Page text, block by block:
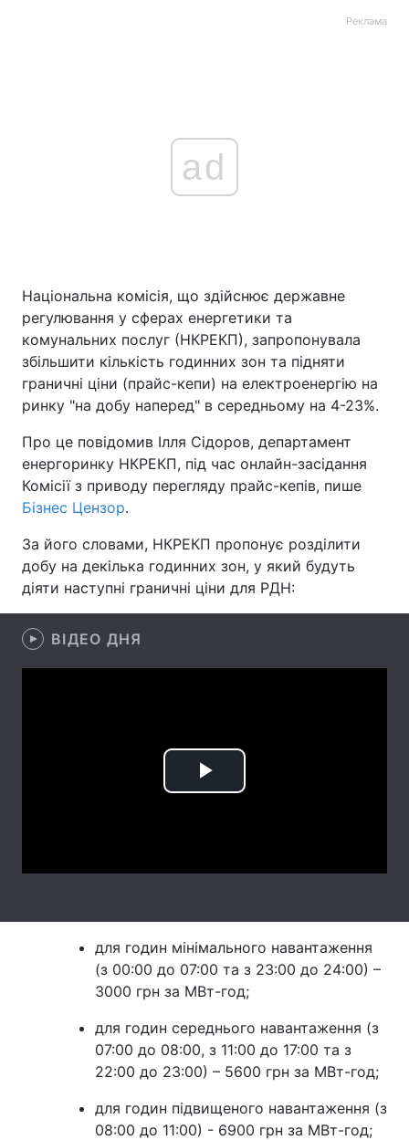
Головна Війна
Україна Політика
Економіка Світ
Спорт Наука
Зброя Інциденти
Цікавинки
Тема оформлення
Реклама
ad
Національна комісія, що здійснює державне
регулювання у сферах енергетики та
комунальних послуг (НКРЕКП), запропонувала
збільшити кількість годинних зон та підняти
граничні ціни (прайс-кепи) на електроенергію на
ринку "на добу наперед" в середньому на 4-23%.
Про це повідомив Ілля Сідоров, департамент
енергоринку НКРЕКП, під час онлайн-засідання
Комісії з приводу перегляду прайс-кепів, пише
Бізнес Цензор.
За його словами, НКРЕКП пропонує розділити
добу на декілька годинних зон, у який будуть
діяти наступні граничні ціни для РДН:
ВІДЕО ДНЯ
Play
для годин мінімального навантаження
(з 00:00 до 07:00 та з 23:00 до 24:00) –
3000 грн за МВт-год;
для годин середнього навантаження (з
07:00 до 08:00, з 11:00 до 17:00 та з
22:00 до 23:00) – 5600 грн за МВт-год;
для годин підвищеного навантаження (з
08:00 до 11:00) - 6900 грн за МВт-год;